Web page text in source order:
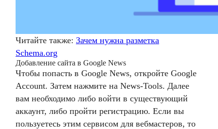
Читайте также: Зачем нужна разметка
Schema.org
Добавление сайта в Google News
Чтобы попасть в Google News, откройте Google
Account. Затем нажмите на News-Tools. Далее
вам необходимо либо войти в существующий
аккаунт, либо пройти регистрацию. Если вы
пользуетесь этим сервисом для вебмастеров, то